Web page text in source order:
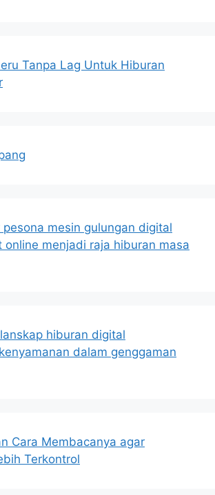
Tanpa Lag Untuk Hiburan
mesin gulungan digital
online menjadi raja hiburan masa
hiburan digital
dalam genggaman
Cara Membacanya agar
Terkontrol